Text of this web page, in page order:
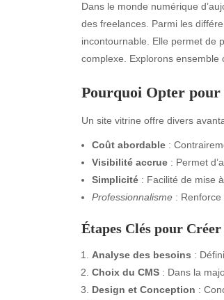
Dans le monde numérique
des freelances. Parmi les
incontournable. Elle permet de
complexe. Explorons ensemble
Pourquoi Opter
Un site vitrine offre divers
Coût abordable :
Visibilité accrue : Permet
Simplicité : Facilité de mise
Professionnalisme : Renforce
Étapes Clés pour
Analyse des besoins :
Choix du CMS : Dans la
Design et Conception :